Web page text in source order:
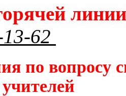
62
по вопросу